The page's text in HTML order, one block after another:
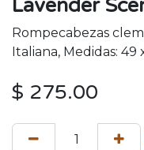
Lavender
Rompecabezas
Italiana, Medidas: 49
$ 275.00